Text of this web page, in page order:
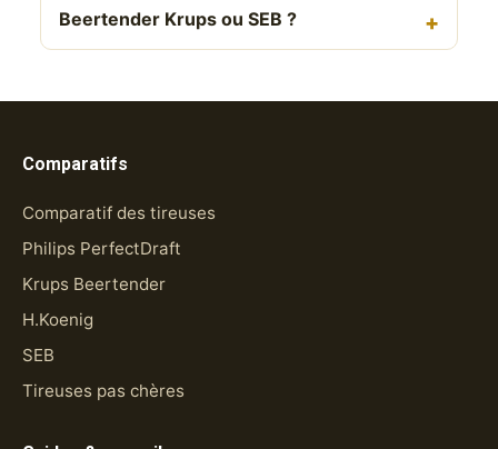
Beertender Krups ou SEB ?
Comparatifs
Comparatif des tireuses
Philips PerfectDraft
Krups Beertender
H.Koenig
SEB
Tireuses pas chères